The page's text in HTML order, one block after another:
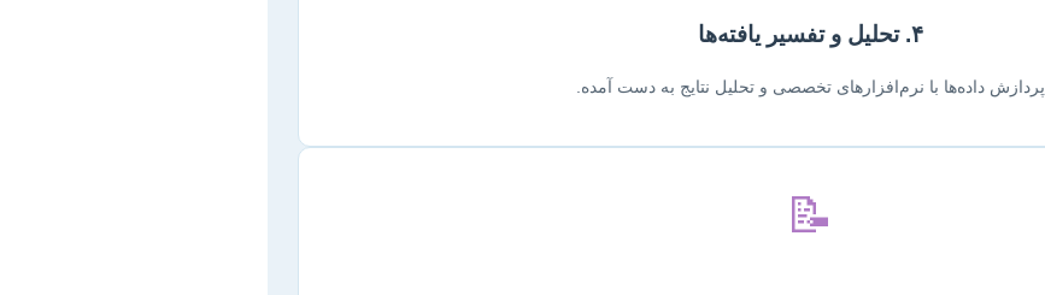
۴. تحلیل و تفسیر یافته‌ها
پردازش داده‌ها با نرم‌افزارهای تخصصی و تحلیل نتایج به دست آمده.
📝